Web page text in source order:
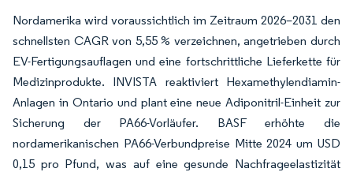
Nordamerika wird voraussichtlich im Zeitraum 2026–2031 den
schnellsten CAGR von 5,55 % verzeichnen, angetrieben durch
EV-Fertigungsauflagen und eine fortschrittliche Lieferkette für
Medizinprodukte. INVISTA reaktiviert Hexamethylendiamin-
Anlagen in Ontario und plant eine neue Adiponitril-Einheit zur
Sicherung der PA66-Vorläufer. BASF erhöhte die
nordamerikanischen PA66-Verbundpreise Mitte 2024 um USD
0,15 pro Pfund, was auf eine gesunde Nachfrageelastizität